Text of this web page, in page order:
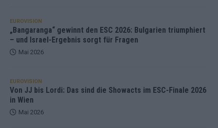
EUROVISION
„Bangaranga“ gewinnt den ESC 2026: Bulgarien triumphiert
– und Israel-Ergebnis sorgt für Fragen
Mai 2026
EUROVISION
Von JJ bis Lordi: Das sind die Showacts im ESC-Finale 2026
in Wien
Mai 2026